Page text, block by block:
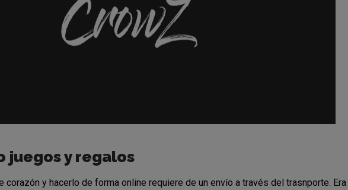
juegos y regalos
corazón y hacerlo de forma online requiere de un envío a través del trasnporte. Era